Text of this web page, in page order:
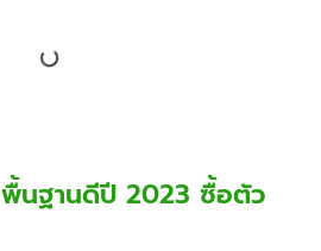
พื้นฐานดีปี 2023 ซื้อตัว